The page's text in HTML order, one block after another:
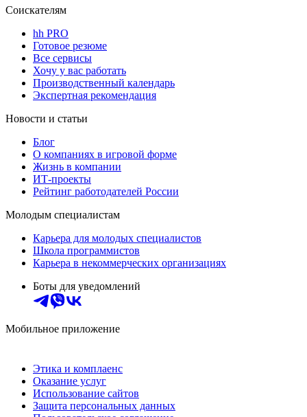
Соискателям
hh PRO
Готовое резюме
Все сервисы
Хочу у вас работать
Производственный календарь
Экспертная рекомендация
Новости и статьи
Блог
О компаниях в игровой форме
Жизнь в компании
ИТ-проекты
Рейтинг работодателей России
Молодым специалистам
Карьера для молодых специалистов
Школа программистов
Карьера в некоммерческих организациях
Боты для уведомлений
Мобильное приложение
Этика и комплаенс
Оказание услуг
Использование сайтов
Защита персональных данных